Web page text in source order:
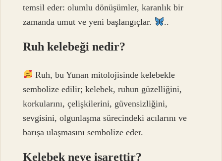
temsil eder: olumlu dönüşümler, karanlık bir
zamanda umut ve yeni başlangıçlar.
..
Ruh kelebeği nedir?
Ruh, bu Yunan mitolojisinde kelebekle
sembolize edilir; kelebek, ruhun güzelliğini,
korkularını, çelişkilerini, güvensizliğini,
sevgisini, olgunlaşma sürecindeki acılarını ve
barışa ulaşmasını sembolize eder.
Kelebek neye işarettir?